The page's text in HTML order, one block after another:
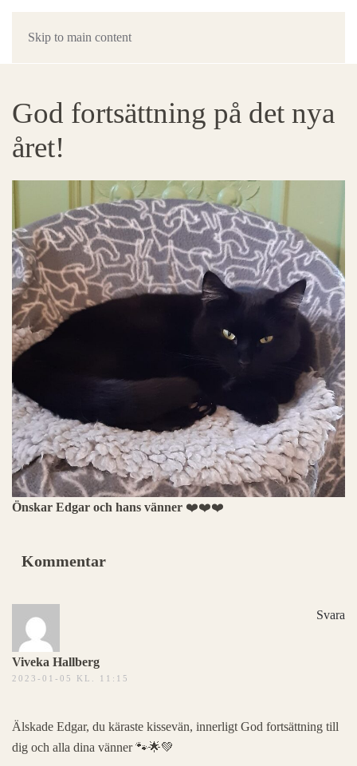
Skip to main content
God fortsättning på det nya
året!
Önskar Edgar och hans vänner ❤️❤️❤️
Kommentar
Viveka Hallberg
2023-01-05 KL. 11:15
Svara
Älskade Edgar, du käraste kissevän, innerligt God fortsättning till
dig och alla dina vänner 🐾🌟💚